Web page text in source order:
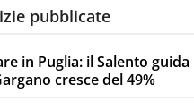
pubblicate
in Puglia: il Salento
cresce del 49%